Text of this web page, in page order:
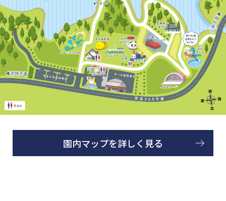
園内マップを詳しく見る